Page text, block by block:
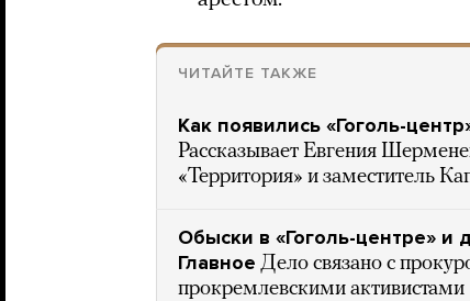
ЧИТАЙТЕ ТАКЖЕ
Как появились «Гоголь-
Рассказывает Евгения
«Территория» и заместитель
Обыски в «Гоголь-центре»
Главное Дело связано с
прокремлевскими активистами